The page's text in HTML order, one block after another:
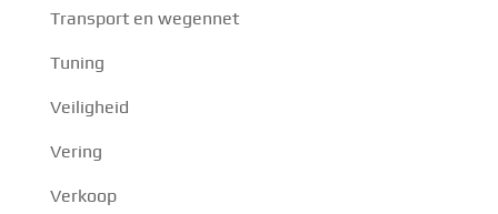
Transport en wegennet
Tuning
Veiligheid
Vering
Verkoop